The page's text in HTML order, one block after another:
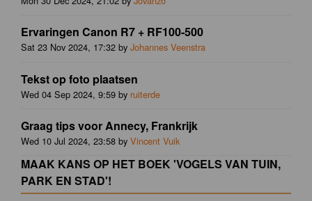
Ervaringen Canon R7 + RF100-500
Sat 23 Nov 2024, 17:32 by Johannes Veenstra
Tekst op foto plaatsen
Wed 04 Sep 2024, 9:59 by ruiterde
Graag tips voor Annecy, Frankrijk
Wed 10 Jul 2024, 23:58 by Vincent Vuik
MAAK KANS OP HET BOEK 'VOGELS VAN TUIN,
PARK EN STAD'!